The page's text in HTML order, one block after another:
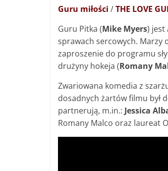
Guru miłości /THE LOVE
Guru Pitka (Mike Myers) jest
sprawach sercowych. Marzy
zaproszenie do programu
drużyny hokeja (Romany
Zwariowana komedia z
dosadnych żartów filmu był
partnerują, m.in.: Jessica
Romany Malco oraz laureat